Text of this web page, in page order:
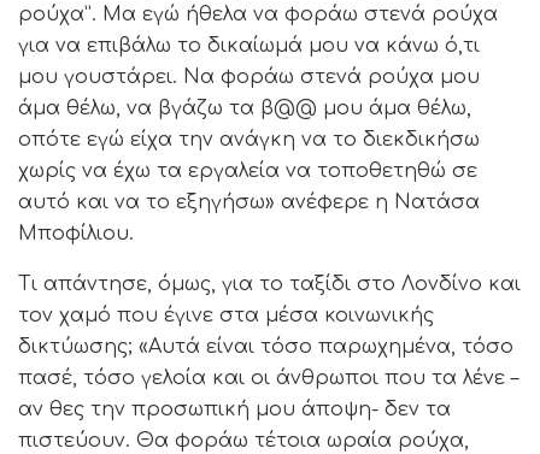
ρούχα”. Μα εγώ ήθελα να φοράω στενά ρούχα
για να επιβάλω το δικαίωμά μου να κάνω ό,τι
μου γουστάρει. Να φοράω στενά ρούχα μου
άμα θέλω, να βγάζω τα β@@ μου άμα θέλω,
οπότε εγώ είχα την ανάγκη να το διεκδικήσω
χωρίς να έχω τα εργαλεία να τοποθετηθώ σε
αυτό και να το εξηγήσω» ανέφερε η Νατάσα
Μποφίλιου.
Τι απάντησε, όμως, για το ταξίδι στο Λονδίνο και
τον χαμό που έγινε στα μέσα κοινωνικής
δικτύωσης; «Αυτά είναι τόσο παρωχημένα, τόσο
πασέ, τόσο γελοία και οι άνθρωποι που τα λένε –
αν θες την προσωπική μου άποψη- δεν τα
πιστεύουν. Θα φοράω τέτοια ωραία ρούχα,